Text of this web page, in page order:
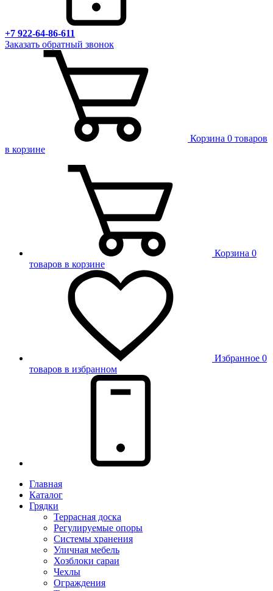
+7 922-64-86-611
Заказать обратный звонок
Корзина 0 товаров
в корзине
Корзина 0
товаров в корзине
Избранное 0
товаров в избранном
Главная
Каталог
Грядки
Террасная доска
Регулируемые опоры
Системы хранения
Уличная мебель
Хозблоки сараи
Чехлы
Ограждения